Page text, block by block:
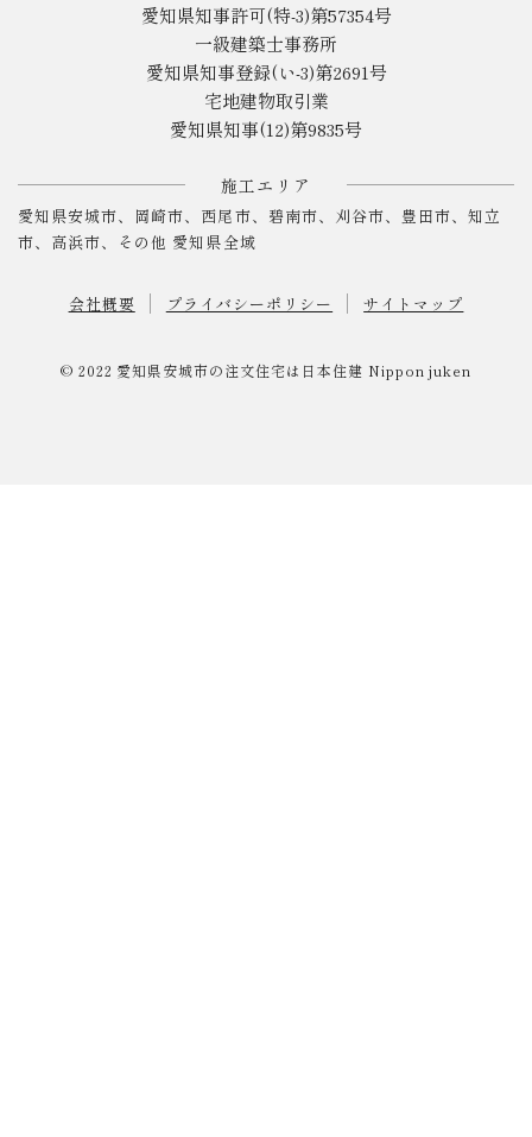
愛知県知事許可(特-3)第57354号
一級建築士事務所
愛知県知事登録(い-3)第2691号
宅地建物取引業
愛知県知事(12)第9835号
施工エリア
愛知県安城市、岡崎市、西尾市、碧南市、刈谷市、豊田市、知立
市、高浜市、その他 愛知県全域
会社概要 プライバシーポリシー サイトマップ
© 2022 愛知県安城市の注文住宅は日本住建 Nippon juken